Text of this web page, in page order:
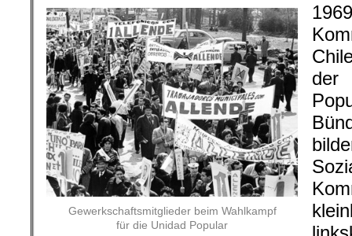
Gewerkschaftsmitglieder beim Wahlkampf
für die Unidad Popular
der